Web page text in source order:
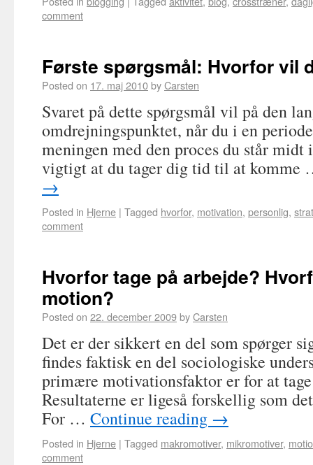
comment
Første spørgsmål: Hvorfor vil
Posted on 17. maj 2010byCarsten
Svaret på dette spørgsmål vil på den
omdrejningspunktet, når du i en
meningen med den proces du står midt
vigtigt at du tager dig tid til at
→
Posted in Hjerne | Tagged hvorfor, motivation, personlig,
comment
Hvorfor tage på arbejde?
motion?
Posted on 22. december 2009byCarsten
Det er der sikkert en del som spørger
findes faktisk en del sociologiske
primære motivationsfaktor er for at
Resultaterne er ligeså forskellig som
For … Continue reading →
Posted in Hjerne | Tagged makromotiver, mikromotiver,
comment